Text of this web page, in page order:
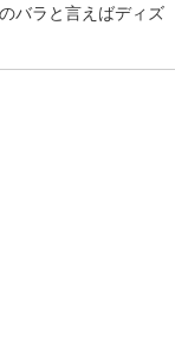
バラと言えばディズ